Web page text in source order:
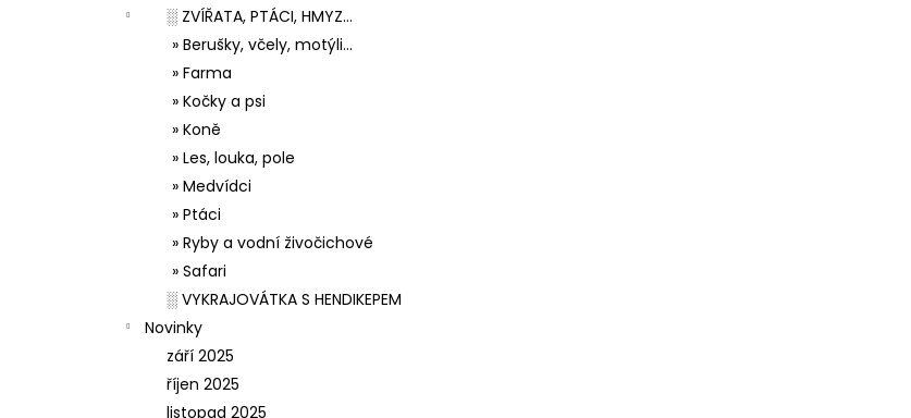
░ ZVÍŘATA, PTÁCI, HMYZ...
» Berušky, včely, motýli...
» Farma
» Kočky a psi
» Koně
» Les, louka, pole
» Medvídci
» Ptáci
» Ryby a vodní živočichové
» Safari
░ VYKRAJOVÁTKA S HENDIKEPEM
Novinky
září 2025
říjen 2025
listopad 2025